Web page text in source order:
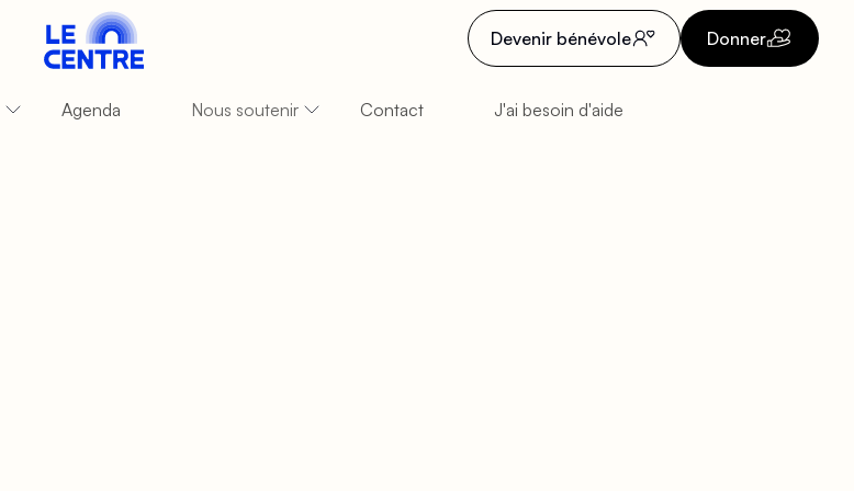
Devenir bénévole Donner
Agenda Nous soutenir Contact J'ai besoin d'aide